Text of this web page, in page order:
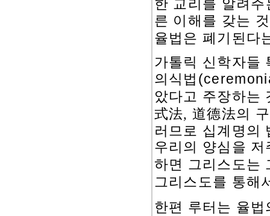
한 교리를 알려
른 이해를 갖는
율법은 폐기된다
가톨릭 신학자들
의식법
았다고 주장하는
式法, 道德法의
러므로 십계명의
우리의 양심을
하면 그리스도는
그리스도를 통해
한편 루터는 율